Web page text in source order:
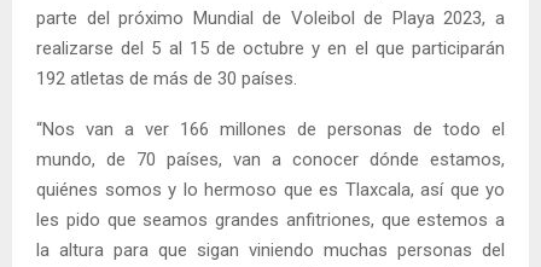
parte del próximo Mundial de Voleibol de Playa 2023, a
realizarse del 5 al 15 de octubre y en el que participarán
192 atletas de más de 30 países.
“Nos van a ver 166 millones de personas de todo el
mundo, de 70 países, van a conocer dónde estamos,
quiénes somos y lo hermoso que es Tlaxcala, así que yo
les pido que seamos grandes anfitriones, que estemos a
la altura para que sigan viniendo muchas personas del